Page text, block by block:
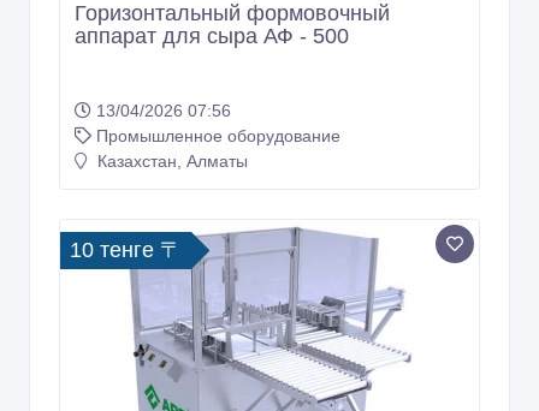
Горизонтальный формовочный
аппарат для сыра АФ - 500
13/04/2026 07:56
Промышленное оборудование
Казахстан, Алматы
10 тенге 〒